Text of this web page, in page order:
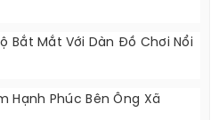
Bắt Mắt Với Dàn Đồ Chơi Nổi
Hạnh Phúc Bên Ông Xã